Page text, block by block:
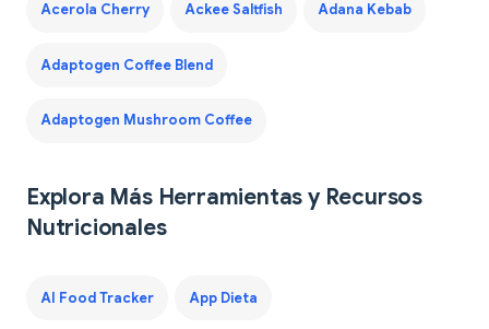
Acerola Cherry Ackee Saltfish Adana Kebab
Adaptogen Coffee Blend
Adaptogen Mushroom Coffee
Explora Más Herramientas y Recursos
Nutricionales
AI Food Tracker App Dieta